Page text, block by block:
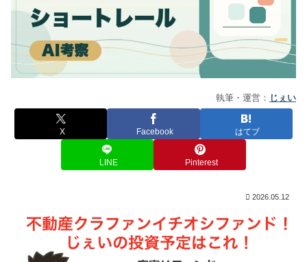
執筆・運営： じぇい
X Facebook はてブ
LINE Pinterest
2026.05.12